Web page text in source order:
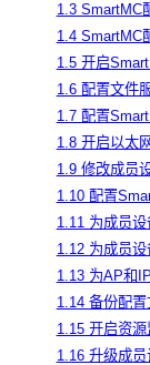
1.3 SmartMC
1.4 SmartMC
1.5 开启
1.6 配置文件
1.7 配置
1.8 开启以太
1.9 修改成员
1.10 配置
1.11 为成员
1.12 为成员
1.13 为AP和
1.14 备份配置
1.15 开启资
1.16 升级成